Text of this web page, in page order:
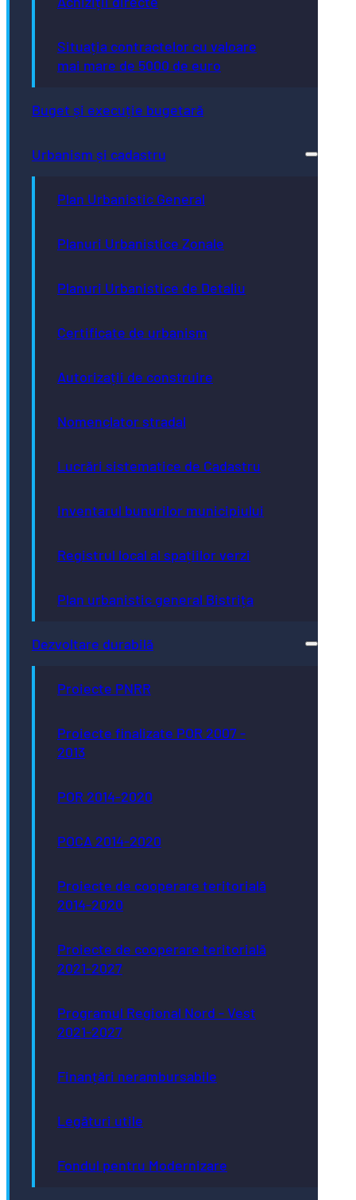
Situația contractelor cu valoare
mai mare de 5000 de euro
Buget și execuție bugetară
Urbanism și cadastru
Plan Urbanistic General
Planuri Urbanistice Zonale
Planuri Urbanistice de Detaliu
Certificate de urbanism
Autorizații de construire
Nomenclator stradal
Lucrări sistematice de Cadastru
Inventarul bunurilor municipiului
Registrul local al spațiilor verzi
Plan urbanistic general Bistrița
Dezvoltare durabilă
Proiecte PNRR
Proiecte finalizate POR 2007 -
2013
POR 2014-2020
POCA 2014-2020
Proiecte de cooperare teritorială
2014-2020
Proiecte de cooperare teritorială
2021-2027
Programul Regional Nord - Vest
2021-2027
Finanțări nerambursabile
Legături utile
Fondul pentru Modernizare